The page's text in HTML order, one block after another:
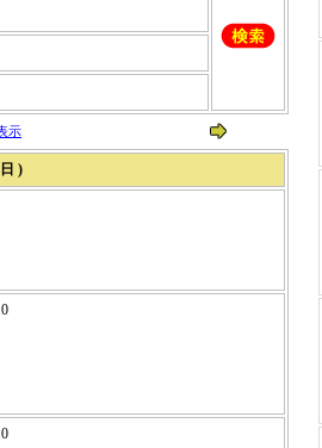
示
)